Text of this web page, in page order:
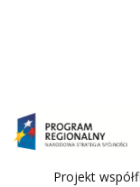
Projekt